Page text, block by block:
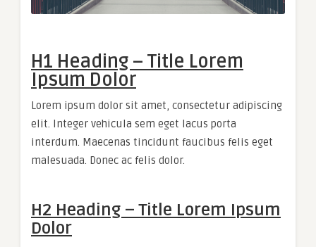
H1 Heading – Title Lorem
Ipsum Dolor
Lorem ipsum dolor sit amet, consectetur adipiscing
elit. Integer vehicula sem eget lacus porta
interdum. Maecenas tincidunt faucibus felis eget
malesuada. Donec ac felis dolor.
H2 Heading – Title Lorem Ipsum
Dolor